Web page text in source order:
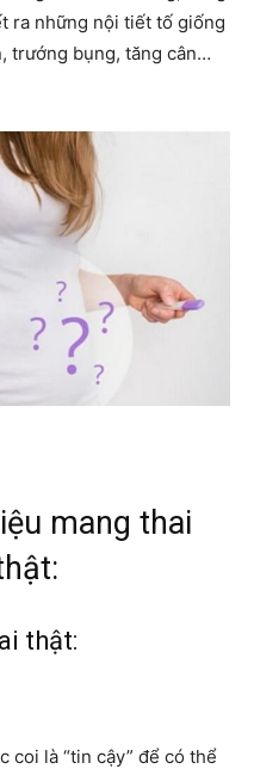
ra những nội tiết tố giống
trướng bụng, tăng cân…
mang thai
thật:
coi là “tin cậy” để có thể